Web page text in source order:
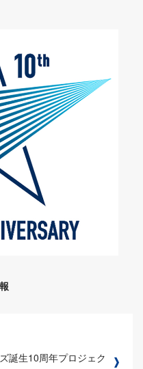
誕生10周年プロジェク